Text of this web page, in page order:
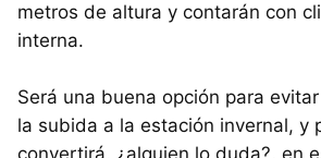
metros de altura y contarán con
interna.
Será una buena opción para
la subida a la estación invernal, y
convertirá, ¿alguien lo duda?, en